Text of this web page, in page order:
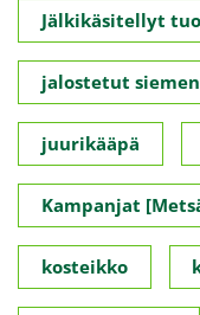
Jälkikäsitellyt
jalostetut
juurikääpä
Kampanjat
kosteikko